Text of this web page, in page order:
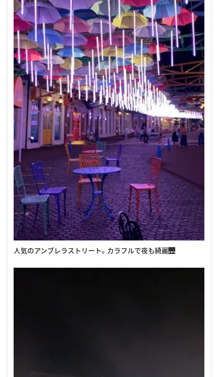
人気のアンブレラストリート。カラフルで夜も綺麗🌉